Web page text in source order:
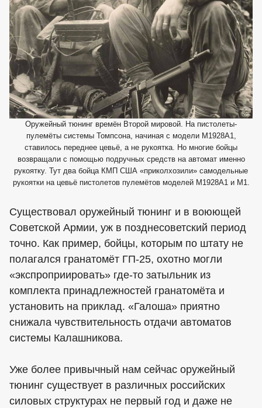
Оружейный тюнинг времён Второй мировой. На пистолеты-
пулемёты системы Томпсона, начиная с модели М1928А1,
ставилось переднее цевьё, а не рукоятка. Но многие бойцы
возвращали с помощью подручных средств на автомат именно
рукоятку. Тут два бойца КМП США «приколхозили» самодельные
рукоятки на цевьё пистолетов пулемётов моделей М1928А1 и М1.
Существовал оружейный тюнинг и в воюющей
Советской Армии, уж в позднесоветский период
точно. Как пример, бойцы, которым по штату не
полагался гранатомёт ГП-25, охотно могли
«экспроприировать» где-то затыльник из
комплекта принадлежностей гранатомёта и
установить на приклад. «Галоша» приятно
снижала чувствительность отдачи автоматов
системы Калашникова.
Уже более привычный нам сейчас оружейный
тюнинг существует в различных российских
силовых структурах не первый год и даже не